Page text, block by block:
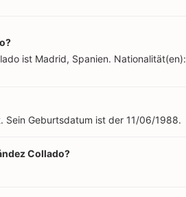
ist Madrid, Spanien. Nationalität(en):
Sein Geburtsdatum ist der 11/06/1988.
Collado?